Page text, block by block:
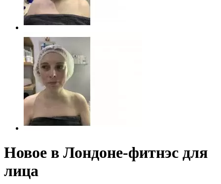
Новое в Лондоне-фитнэс для
лица